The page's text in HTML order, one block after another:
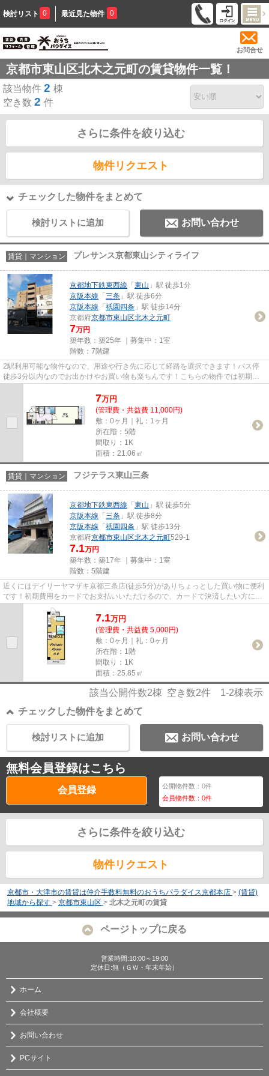
検討リスト 0 最近見た物件 0
お問合せ
京都市東山区北木之元町の賃貸物件一覧！
該当物件 2 棟
空き数 2 件
さらに条件を絞り込む
物件リクエスト
チェックした物件をまとめて
検討リストに追加 お問い合わせ
賃貸｜マンション プレサンス京都東山シティライフ
京都地下鉄東西線 「 東山 」駅 徒歩1分
京阪本線 「 三条 」駅 徒歩6分
京阪本線 「 祇園四条 」駅 徒歩14分
京都府京都市東山区北木之元町
7万円
築年数：築25年 ｜募集中： 1室
階数：7階建
2駅利用可能な物件なので、用途や行き先に応じて経路を選択できます！バス停
徒歩3分以内なのでお出かけやお買い物も楽ちんです！こちらの物件では初期費
7万円
(管理費・共益費 11,000円)
敷：0ヶ月｜礼：1ヶ月
所在階：5階
間取り：1K
面積：21.06㎡
賃貸｜マンション フジテラス東山三条
京都地下鉄東西線 「 東山 」駅 徒歩5分
京阪本線 「 三条 」駅 徒歩8分
京阪本線 「 祇園四条 」駅 徒歩13分
京都府京都市東山区北木之元町529-1
7.1万円
築年数：築17年 ｜募集中： 1室
階数：5階建
近くにはデイリーヤマザキ京都三条店(徒歩5分)がありちょっとした買い物に便利
です！初期費用をカードでお支払いいただけるので、カードで決済したい方にも
おすすめです！魅力も多い賃...
7.1万円
(管理費・共益費 5,000円)
敷：0ヶ月｜礼：0ヶ月
所在階：1階
間取り：1K
面積：25.85㎡
該当公開件数2棟 空き数2件 1-2棟表示
チェックした物件をまとめて
お問い合わせ
検討リストに追加
無料会員登録はこちら
会員登録 公開物件数：0件
会員物件数：0件
さらに条件を絞り込む
物件リクエスト
京都市・大津市の賃貸は仲介手数料無料のおうちパラダイス京都本店 > (賃貸)
地域から探す > 京都市東山区 > 北木之元町の賃貸
ページトップに戻る
営業時間:10:00～19:00
定休日:無（ＧＷ・年末年始）
ホーム
会社概要
お問い合わせ
PCサイト